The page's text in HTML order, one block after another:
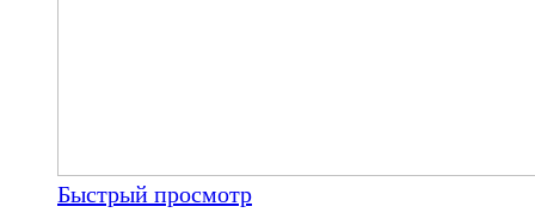
Быстрый просмотр